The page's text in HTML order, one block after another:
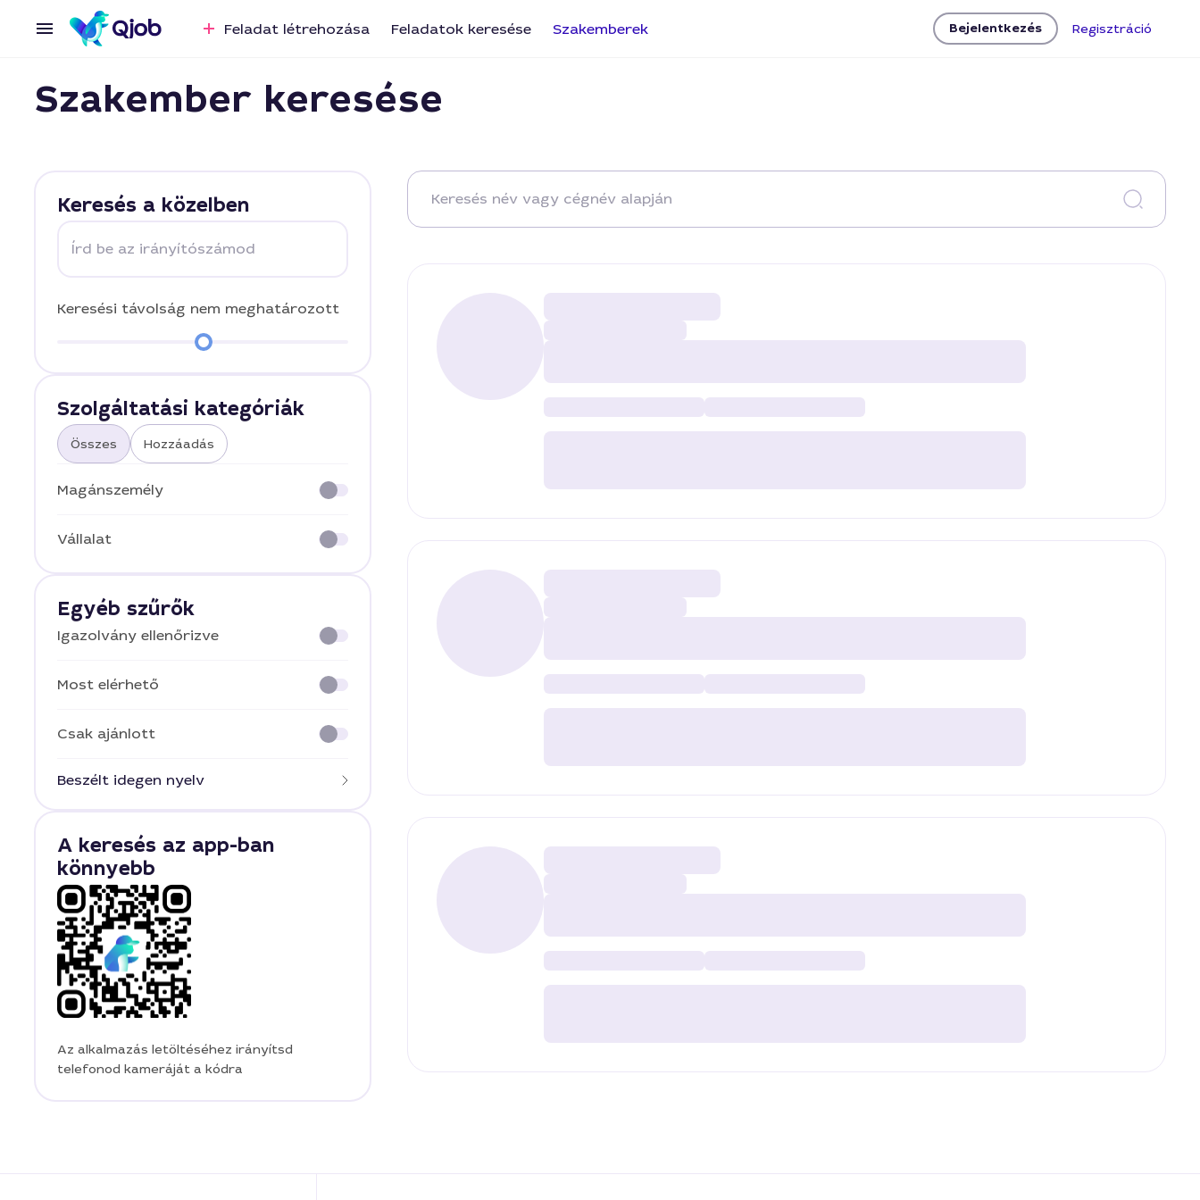
Feladat létrehozása Feladatok keresése Szakemberek Bejelentkezés Regisztráció
Szakember keresése
Keresés a közelben
Írd be az irányítószámod
Keresési távolság nem meghatározott
Szolgáltatási kategóriák
Összes Hozzáadás
Magánszemély
Vállalat
Egyéb szűrők
Igazolvány ellenőrizve
Most elérhető
Csak ajánlott
Beszélt idegen nyelv
A keresés az app-ban
könnyebb
Az alkalmazás letöltéséhez irányítsd
telefonod kameráját a kódra